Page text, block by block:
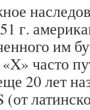
г.
им
часто
20 лет
(от